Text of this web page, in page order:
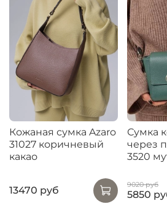
Кожаная сумка Azaro
31027 коричневый
какао
13470 руб
Сумка
через
3520
9020 руб
5850